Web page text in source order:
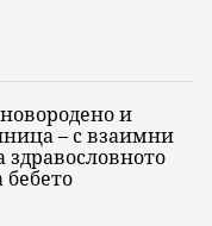
и
– с взаимни
здравословното
бебето